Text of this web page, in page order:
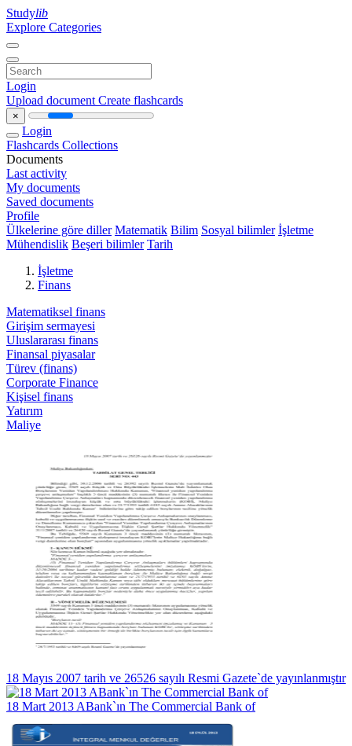
Studylib
Explore Categories
Login
Upload document Create flashcards
×
Login
Flashcards Collections
Documents
Last activity
My documents
Saved documents
Profile
Ülkelerine göre diller Matematik Bilim Sosyal bilimler İşletme
Mühendislik Beşeri bilimler Tarih
İşletme
Finans
Matematiksel finans
Girişim sermayesi
Uluslararası finans
Finansal piyasalar
Türev (finans)
Corporate Finance
Kişisel finans
Yatırım
Maliye
18 Mayıs 2007 tarih ve 26526 sayılı Resmi Gazete`de yayınlanmıştır
18 Mart 2013 ABank`ın The Commercial Bank of